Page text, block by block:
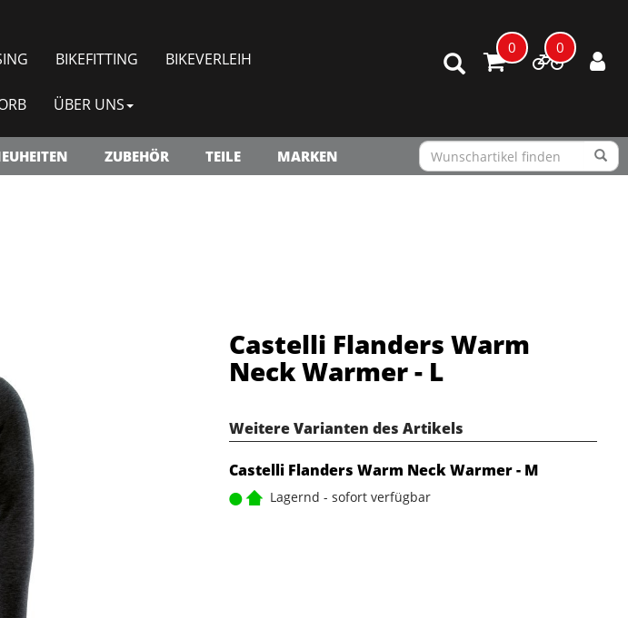
0 0
BIKEFITTING BIKEVERLEIH
ÜBER UNS
ZUBEHÖR TEILE MARKEN
Castelli Flanders Warm
Neck Warmer - L
Weitere Varianten des Artikels
Castelli Flanders Warm Neck Warmer - M
Lagernd - sofort verfügbar